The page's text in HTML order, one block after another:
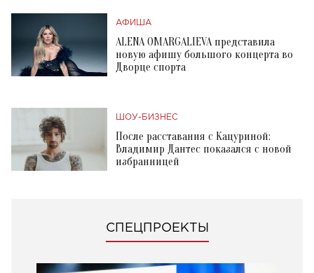
АФИША
ALENA OMARGALIEVA представила
новую афишу большого концерта во
Дворце спорта
ШОУ-БИЗНЕС
После расставания с Кацуриной:
Владимир Дантес показался с новой
избранницей
СПЕЦПРОЕКТЫ